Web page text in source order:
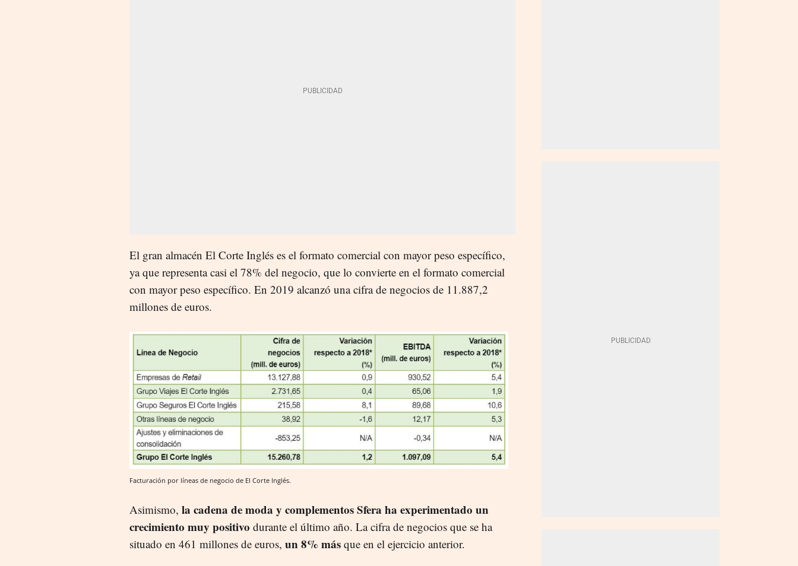
El gran almacén El Corte Inglés es el formato comercial con mayor peso específico,
ya que representa casi el 78% del negocio, que lo convierte en el formato comercial
con mayor peso específico. En 2019 alcanzó una cifra de negocios de 11.887,2
millones de euros.
Facturación por líneas de negocio de El Corte Inglés.
Asimismo, la cadena de moda y complementos Sfera ha experimentado un
crecimiento muy positivo durante el último año. La cifra de negocios que se ha
situado en 461 millones de euros, un 8% más que en el ejercicio anterior.